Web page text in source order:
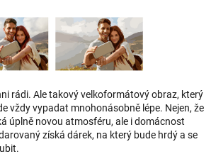
rádi. Ale takový velkoformátový obraz, který
vždy vypadat mnohonásobně lépe. Nejen, že
úplně novou atmosféru, ale i domácnost
získá dárek, na který bude hrdý a se